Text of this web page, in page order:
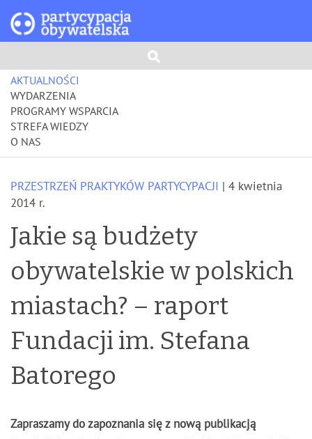
AKTUALNOŚCI
WYDARZENIA
PROGRAMY WSPARCIA
STREFA WIEDZY
O NAS
PRZESTRZEŃ PRAKTYKÓW PARTYCYPACJI
| 4 kwietnia
2014 r.
Jakie są budżety
obywatelskie w polskich
miastach? – raport
Fundacji im. Stefana
Batorego
Zapraszamy do zapoznania się z nową publikacją